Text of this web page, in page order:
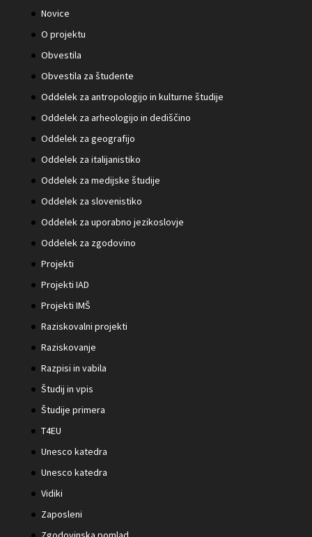
Novice
O projektu
Obvestila
Obvestila za študente
Oddelek za antropologijo in kulturne študije
Oddelek za arheologijo in dediščino
Oddelek za geografijo
Oddelek za italijanistiko
Oddelek za medijske študije
Oddelek za slovenistiko
Oddelek za uporabno jezikoslovje
Oddelek za zgodovino
Projekti
Projekti IAD
Projekti IMŠ
Raziskovalni projekti
Raziskovanje
Razpisi in vabila
Študij in vpis
Študije primera
T4EU
Unesco katedra
Unesco katedra
Vidiki
Zaposleni